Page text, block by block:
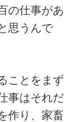
の仕事があ
思うんで
ことをまず
事はそれだ
作り、家畜